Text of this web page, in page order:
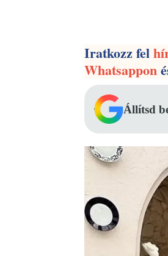
Iratkozz fel
Whatsappon
Állítsd